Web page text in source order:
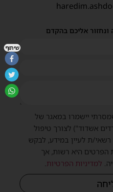
ונחזור אליכם בהקדם
יישמרו במאגר של
אשדוד") לצורך טיפול
רשאי/ת לעיין במידע, לבקש
הפרטים היא רשות, אך
למדיניות הפרטיות
שיתוף